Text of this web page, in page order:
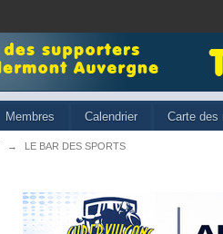
Membres Calendrier Carte des
→ LE BAR DES SPORTS